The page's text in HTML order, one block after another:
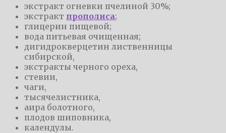
экстракт огневки пчелиной 30%;
экстракт прополиса;
глицерин пищевой;
вода питьевая очищенная;
дигидрокверцетин лиственницы
сибирской,
экстракты черного ореха,
стевии,
чаги,
тысячелистника,
аира болотного,
плодов шиповника,
календулы.